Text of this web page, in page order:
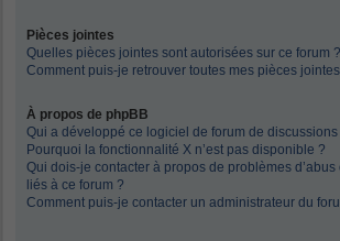
Pièces jointes
Quelles pièces jointes sont autorisées sur ce forum ?
Comment puis-je retrouver toutes mes pièces
À propos de phpBB
Qui a développé ce logiciel de forum de discussions
Pourquoi la fonctionnalité X n’est pas disponible ?
Qui dois-je contacter à propos de problèmes d’abus
liés à ce forum ?
Comment puis-je contacter un administrateur du